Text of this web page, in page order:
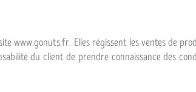
www.gonuts.fr. Elles régissent les ventes de
du client de prendre connaissance des